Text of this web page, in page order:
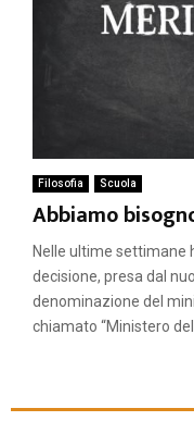
Filosofia Scuola
Abbiamo
Nelle ultime settimane
decisione, presa dal
denominazione del
chiamato “Ministero